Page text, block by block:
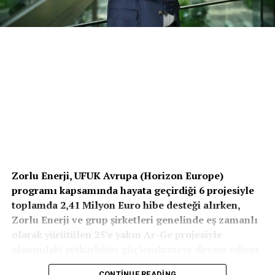
Zorlu Enerji, UFUK Avrupa (Horizon Europe)
programı kapsamında hayata geçirdiği 6 projesiyle
toplamda 2,41 Milyon Euro hibe desteği alırken,
Zorlu Enerji ve grup şirketleri genelinde eş zamanlı
olarak yürütülen 25’e yakın Ar-Ge projesiyle
Zorlu Enerji Jeotermal Kaynaklar, Ar-Ge ve